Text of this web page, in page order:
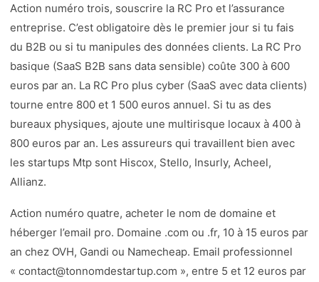
Action numéro trois, souscrire la RC Pro et l’assurance
entreprise. C’est obligatoire dès le premier jour si tu fais
du B2B ou si tu manipules des données clients. La RC Pro
basique (SaaS B2B sans data sensible) coûte 300 à 600
euros par an. La RC Pro plus cyber (SaaS avec data clients)
tourne entre 800 et 1 500 euros annuel. Si tu as des
bureaux physiques, ajoute une multirisque locaux à 400 à
800 euros par an. Les assureurs qui travaillent bien avec
les startups Mtp sont Hiscox, Stello, Insurly, Acheel,
Allianz.
Action numéro quatre, acheter le nom de domaine et
héberger l’email pro. Domaine .com ou .fr, 10 à 15 euros par
an chez OVH, Gandi ou Namecheap. Email professionnel
« contact@tonnomdestartup.com », entre 5 et 12 euros par